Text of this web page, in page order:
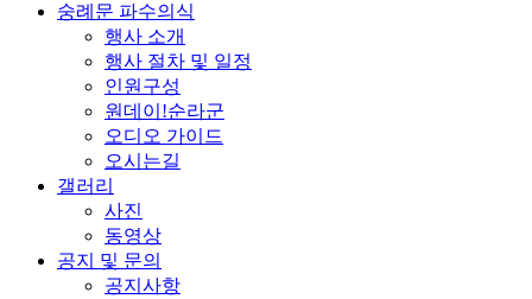
숭례문 파수의식
행사 소개
행사 절차 및 일정
인원구성
원데이!순라군
오디오 가이드
오시는길
갤러리
사진
동영상
공지 및 문의
공지사항